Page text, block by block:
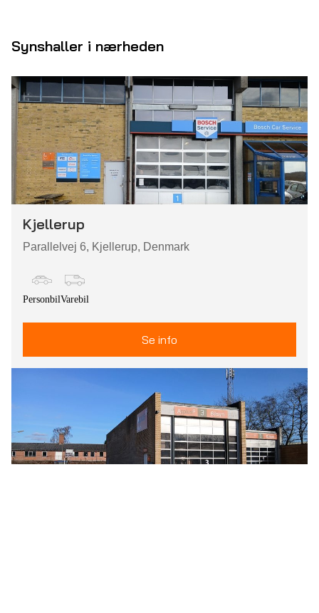
Synshaller i nærheden
Kjellerup
Parallelvej 6, Kjellerup, Denmark
PersonbilVarebil
Se info